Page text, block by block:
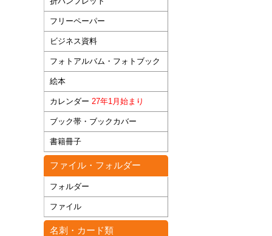
フリーペーパー
ビジネス資料
フォトアルバム・フォトブック
絵本
カレンダー 27年1月始まり
ブック帯・ブックカバー
書籍冊子
ファイル・フォルダー
フォルダー
ファイル
名刺・カード類